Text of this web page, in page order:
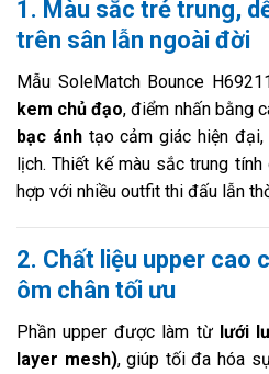
1. Màu sắc trẻ trung,
trên sân lẫn ngoài đời
Mẫu SoleMatch Bounce
kem chủ đạo, điểm nhấn bằng
bạc ánhtạo cảm giác hiện đại,
lịch. Thiết kế màu sắc trung
hợp với nhiều outfit thi đấu lẫn
2. Chất liệu upper cao
ôm chân tối ưu
Phần upper được làm từ lưới
layer mesh), giúp tối đa hóa